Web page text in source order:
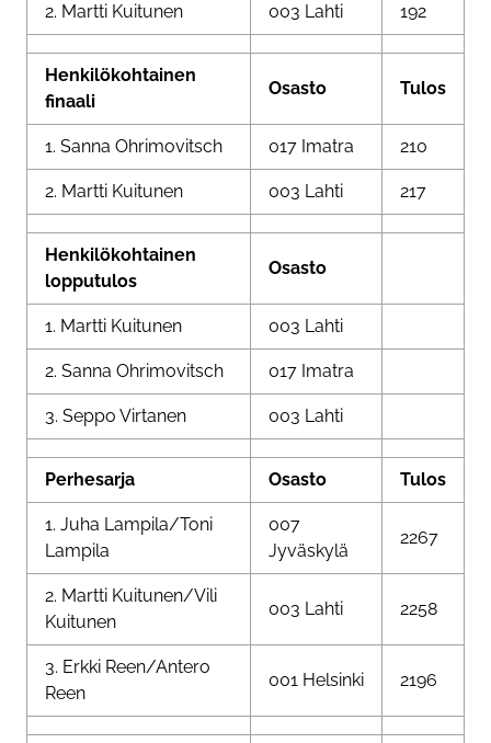
2. Martti Kuitunen 003 Lahti 192
Henkilökohtainen
finaali
Osasto Tulos
1. Sanna Ohrimovitsch 017 Imatra 210
2. Martti Kuitunen 003 Lahti 217
Henkilökohtainen
lopputulos
Osasto
1. Martti Kuitunen 003 Lahti
2. Sanna Ohrimovitsch 017 Imatra
3. Seppo Virtanen 003 Lahti
Perhesarja Osasto Tulos
1. Juha Lampila/Toni
Lampila
007
Jyväskylä
2267
2. Martti Kuitunen/Vili
Kuitunen
003 Lahti 2258
3. Erkki Reen/Antero
Reen
001 Helsinki 2196